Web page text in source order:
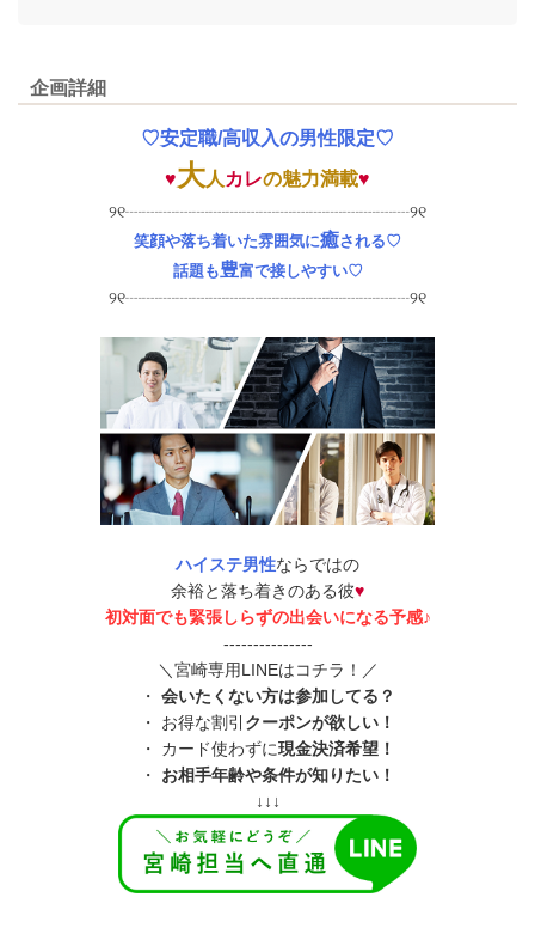
企画詳細
♡安定職/高収入の男性限定♡
♥大人 カレの魅力満載♥
୨୧┈┈┈┈┈┈┈┈┈┈┈┈┈┈┈┈┈୨୧
笑顔や落ち着いた雰囲気に癒される♡
話題も豊富で接しやすい♡
୨୧┈┈┈┈┈┈┈┈┈┈┈┈┈┈┈┈┈୨୧
ハイステ男性ならではの
余裕と落ち着きのある彼♥
初対面でも緊張しらずの出会いになる予感♪
---------------
＼宮崎専用LINEはコチラ！／
・ 会いたくない方は参加してる？
・ お得な割引 クーポンが欲しい！
・ カード使わずに現金決済希望！
・
お相手年齢や条件が知りたい！
↓↓↓